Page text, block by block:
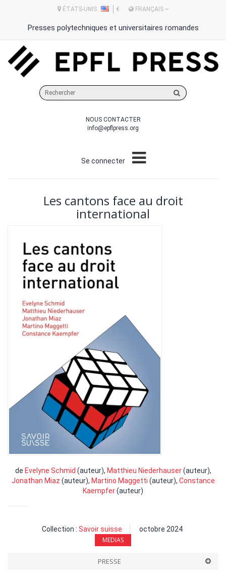
ÉTATS-UNIS € FRANÇAIS
Presses polytechniques et universitaires romandes
sur
site
NOUS CONTACTER
info@epflpress.org
Se connecter
Les cantons face au droit
international
de Evelyne Schmid (auteur), Matthieu Niederhauser(auteur),
Jonathan Miaz (auteur), Martino Maggetti (auteur), Constance
Kaempfer(auteur)
Collection : Savoir suisse octobre 2024
MEDIAS
PRESSE